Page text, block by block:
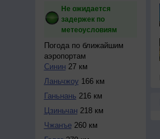
Не ожидается
задержек по
метеоусловиям
Погода по ближайшим
аэропортам
Синин 27 км
Ланьчжоу 166 км
Ганьнань 216 км
Цзиньчан 218 км
Чжанъе260 км